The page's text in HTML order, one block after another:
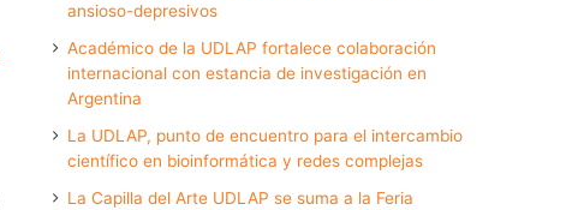
ansioso-depresivos
Académico de la UDLAP fortalece colaboración
internacional con estancia de investigación en
Argentina
La UDLAP, punto de encuentro para el intercambio
científico en bioinformática y redes complejas
La Capilla del Arte UDLAP se suma a la Feria